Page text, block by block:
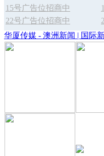
15号广告位招商中
22号广告位招商中
华厦传媒 - 澳洲新闻 | 国际